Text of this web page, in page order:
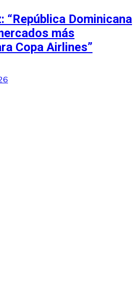
“República Dominicana
más
Copa Airlines”